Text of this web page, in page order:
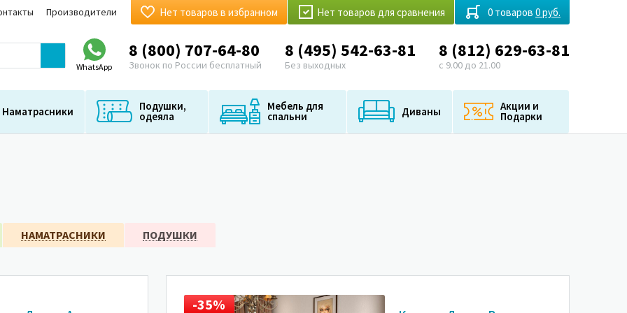
Производители Нет товаров для сравнения
Нет товаров в избранном 0 товаров 0 руб.
WhatsApp
8 (800) 707-64-80
Звонок по России бесплатный
8 (495) 542-63-81
Без выходных
8 (812) 629-63-81
с 9.00 до 21.00
Наматрасники Подушки,
одеяла
Мебель для
спальни Диваны Акции и
Подарки
НАМАТРАСНИКИ ПОДУШКИ
-35%
-35%